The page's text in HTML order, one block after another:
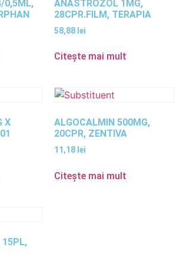
0,5ML,
ANASTROZOL 1MG,
28CPR.FILM, TERAPIA
58,88 lei
Citește mai mult
X
ALGOCALMIN 500MG,
20CPR, ZENTIVA
11,18 lei
Citește mai mult
15PL,